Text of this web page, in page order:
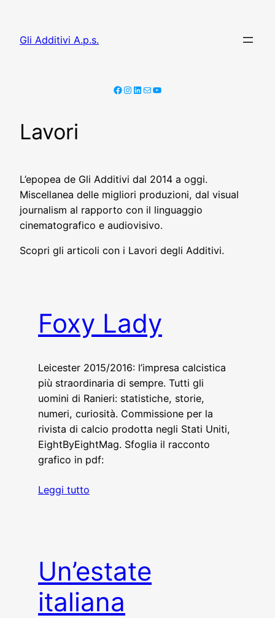
contenuto
Gli Additivi A.p.s.
Facebook
Instagram
LinkedIn
EmailYouTube
Lavori
L’epopea de Gli Additivi dal 2014 a oggi.
Miscellanea delle migliori produzioni, dal visual
journalism al rapporto con il linguaggio
cinematografico e audiovisivo.
Scopri gli articoli con i Lavori degli Additivi.
Foxy Lady
Leicester 2015/2016: l’impresa calcistica
più straordinaria di sempre. Tutti gli
uomini di Ranieri: statistiche, storie,
numeri, curiosità. Commissione per la
rivista di calcio prodotta negli Stati Uniti,
EightByEightMag. Sfoglia il racconto
grafico in pdf:
Leggi tutto
Un’estate
italiana